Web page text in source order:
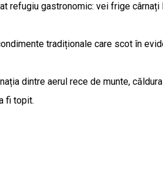
refugiu gastronomic: vei frige
tradiționale care scot în
dintre aerul rece de munte,
fi topit.